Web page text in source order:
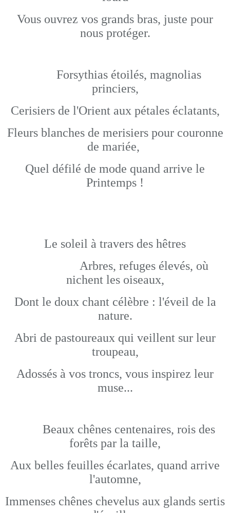
Vous ouvrez vos grands bras, juste pour
nous protéger.
Forsythias étoilés, magnolias
princiers,
Cerisiers de l'Orient aux pétales éclatants,
Fleurs blanches de merisiers pour couronne
de mariée,
Quel défilé de mode quand arrive le
Printemps !
Le soleil à travers des hêtres
Arbres, refuges élevés, où
nichent les oiseaux,
Dont le doux chant célèbre : l'éveil de la
nature.
Abri de pastoureaux qui veillent sur leur
troupeau,
Adossés à vos troncs, vous inspirez leur
muse...
Beaux chênes centenaires, rois des
forêts par la taille,
Aux belles feuilles écarlates, quand arrive
l'automne,
Immenses chênes chevelus aux glands sertis